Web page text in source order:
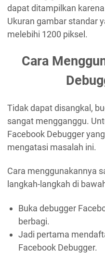
dapat ditampilkan
Ukuran gambar standar
melebihi 1200 piksel.
Cara
Tidak dapat disangkal,
sangat mengganggu.
Facebook Debugger
mengatasi masalah ini.
Cara menggunakannya
langkah-langkah di
Buka debugger
berbagi.
Jadi pertama
Facebook Debugger.